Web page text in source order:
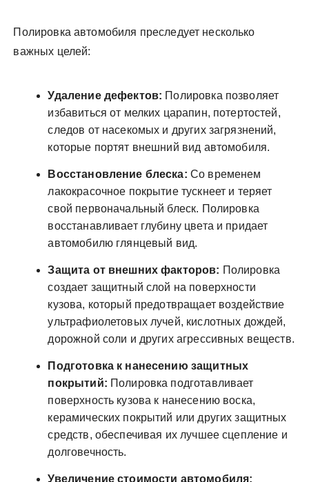
Полировка автомобиля преследует несколько
важных целей:
Удаление дефектов: Полировка позволяет
избавиться от мелких царапин, потертостей,
следов от насекомых и других загрязнений,
которые портят внешний вид автомобиля.
Восстановление блеска: Со временем
лакокрасочное покрытие тускнеет и теряет
свой первоначальный блеск. Полировка
восстанавливает глубину цвета и придает
автомобилю глянцевый вид.
Защита от внешних факторов: Полировка
создает защитный слой на поверхности
кузова, который предотвращает воздействие
ультрафиолетовых лучей, кислотных дождей,
дорожной соли и других агрессивных веществ.
Подготовка к нанесению защитных
покрытий: Полировка подготавливает
поверхность кузова к нанесению воска,
керамических покрытий или других защитных
средств, обеспечивая их лучшее сцепление и
долговечность.
Увеличение стоимости автомобиля: